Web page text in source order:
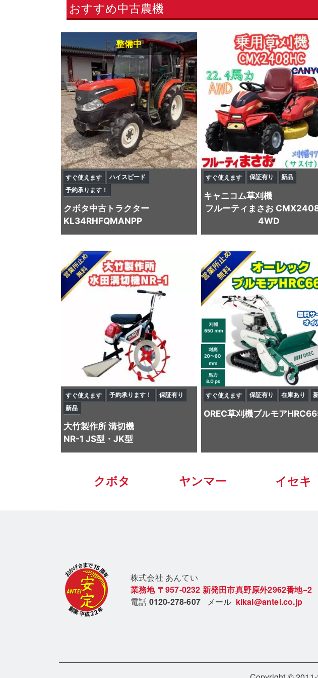
おすすめ中古農機
整備中
すぐ使えます
ハイスピード
予約承ります！
クボタ中古トラクター
KL34RHFQMANPP
すぐ使えます 保証有り 新品
キャニコム草刈機
フルーティまさお
4WD
すぐ使えます 予約承ります！
保証有り
新品
大竹製作所溝切機
NR-1 JS型・JK型
すぐ使えます 保証有り 在庫あり
OREC草刈機ブルモア
クボタ ヤンマー イセキ
株式会社 あんてい
業務地 〒957-0232 新発田市真野原外2962番地−2
電話 0120-278-607 メール kikai@antei.co.jp